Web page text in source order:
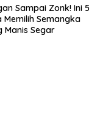
Sampai Zonk! Ini 5
Memilih Semangka
Manis Segar